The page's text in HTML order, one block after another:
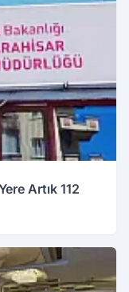
Artık 112